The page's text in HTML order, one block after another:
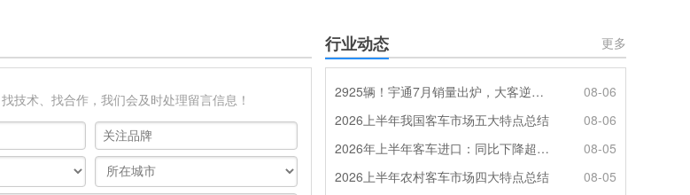
技术、找合作，我们会及时处理留言信息！
行业动态 更多
2925辆！宇通7月销量出炉，大客逆势走强筑牢基本盘
08-06
2026上半年我国客车市场五大特点总结
08-06
2026年上半年客车进口：同比下降超4成，轻客主体地位凸显
08-05
2026上半年农村客车市场四大特点总结
08-05